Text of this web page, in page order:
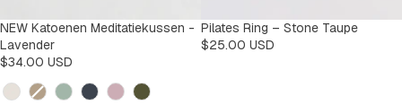
NEW Katoenen Meditatiekussen -
Lavender
$34.00 USD
Kleur
Pilates Ring – Stone Taupe
$25.00 USD